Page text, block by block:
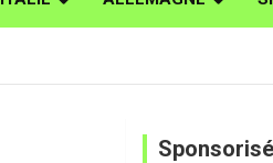
Sponsorisé